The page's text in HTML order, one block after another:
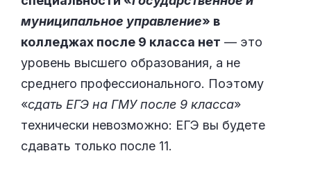
муниципальное управление» в
колледжах после 9 класса нет — это
уровень высшего образования, а не
среднего профессионального. Поэтому
«сдать ЕГЭ на ГМУ после 9 класса»
технически невозможно: ЕГЭ вы будете
сдавать только после 11.